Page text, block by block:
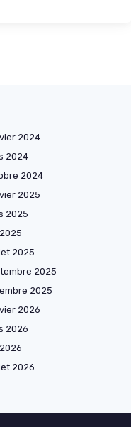
2024
2024
2024
2025
2025
2025
2025
2025
2026
2026
2026